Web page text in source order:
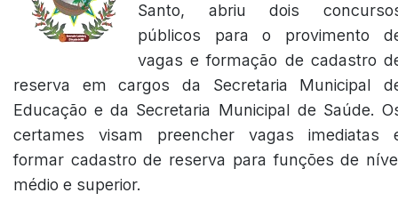
Santo, abriu dois
públicos para o provimento
vagas e formação de cadastro
reserva em cargos da Secretaria Municipal
Educação e da Secretaria Municipal de Saúde.
certames visam preencher vagas imediatas
formar cadastro de reserva para funções de
médio e superior.